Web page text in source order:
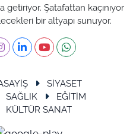
Şatafattan kaçınıyor
bir altyapı sunuyor.
SİYASET
SAĞLIK
EĞİTİM
KÜLTÜR SANAT